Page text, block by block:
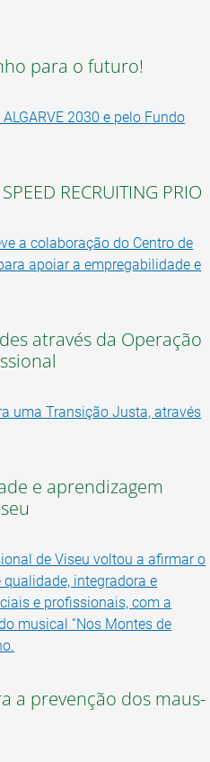
para o futuro!
2030 e pelo Fundo
RECRUITING PRIO
a colaboração do Centro de
apoiar a empregabilidade e
através da Operação
uma Transição Justa, através
e aprendizagem
de Viseu voltou a afirmar o
integradora e
e profissionais, com a
musical “Nos Montes de
a prevenção dos maus-